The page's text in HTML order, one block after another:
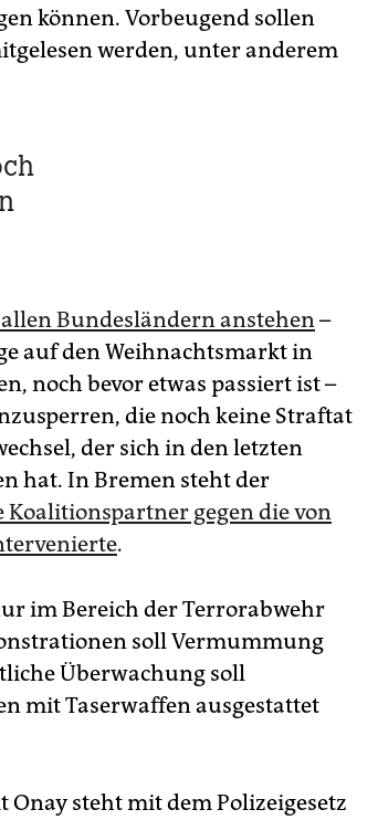
können. Vorbeugend sollen
werden, unter anderem
Bundesländern anstehen–
auf den Weihnachtsmarkt in
noch bevor etwas passiert ist –
die noch keine Straftat
der sich in den letzten
hat. In Bremen steht der
Koalitionspartner gegen die von
.
im Bereich der Terrorabwehr
soll Vermummung
Überwachung soll
mit Taserwaffen ausgestattet
steht mit dem Polizeigesetz